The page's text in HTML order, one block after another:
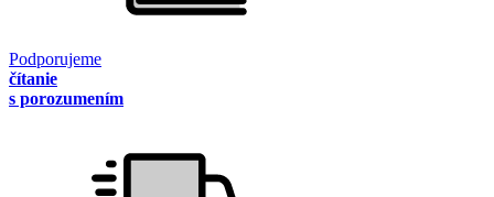
Podporujeme
čítanie
s porozumením